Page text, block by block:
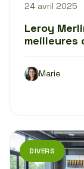
24 avril 2025
Leroy
meilleures
Marie
DIVERS